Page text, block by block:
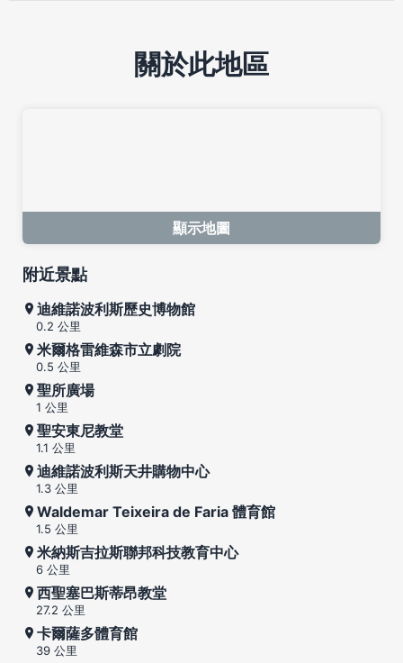
關於此地區
顯示地圖
附近景點
迪維諾波利斯歷史博物館
0.2 公里
米爾格雷維森市立劇院
0.5 公里
聖所廣場
1 公里
聖安東尼教堂
1.1 公里
迪維諾波利斯天井購物中心
1.3 公里
Waldemar Teixeira de Faria 體育館
1.5 公里
米納斯吉拉斯聯邦科技教育中心
6 公里
西聖塞巴斯蒂昂教堂
27.2 公里
卡爾薩多體育館
39 公里